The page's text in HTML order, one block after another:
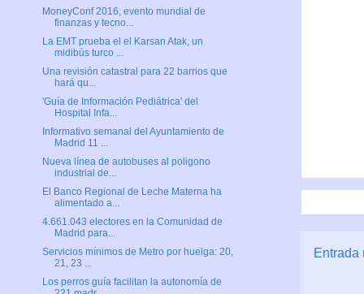
Entrada
MoneyConf 2016, evento mundial de
finanzas y tecno...
La EMT prueba el el Karsan Atak, un
midibús turco ...
Una revisión catastral para 22 barrios que
hará qu...
'Guía de Información Pediátrica' del
Hospital Infa...
Informativo semanal del Ayuntamiento de
Madrid 11 ...
Nueva línea de autobuses al poligono
industrial de...
El Banco Regional de Leche Materna ha
alimentado a...
4.661.043 electores en la Comunidad de
Madrid para...
Servicios mínimos de Metro por huelga: 20,
21, 23 ...
Los perros guía facilitan la autonomía de